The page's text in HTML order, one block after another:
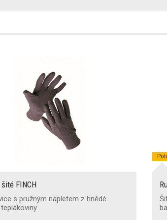
FINCH
s pružným nápletem z hnědé